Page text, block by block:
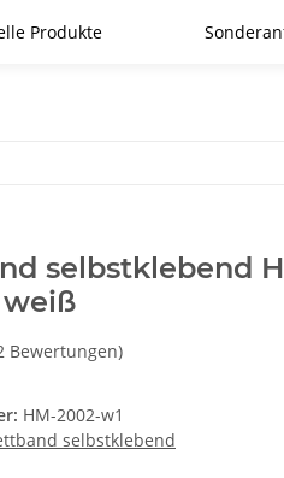
Produkte
selbstklebend
weiß
Bewertungen)
HM-2002-w1
selbstklebend